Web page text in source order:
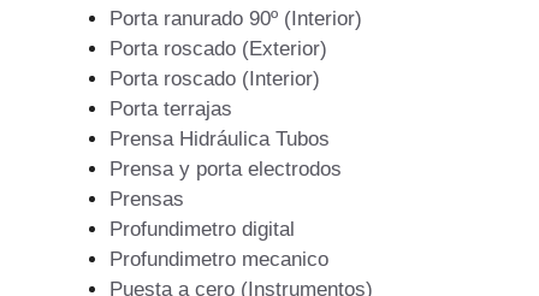
Porta ranurado 90º (Interior)
Porta roscado (Exterior)
Porta roscado (Interior)
Porta terrajas
Prensa Hidráulica Tubos
Prensa y porta electrodos
Prensas
Profundimetro digital
Profundimetro mecanico
Puesta a cero (Instrumentos)